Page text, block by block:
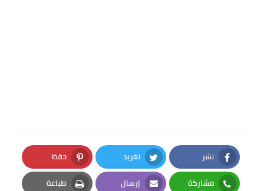
نشر
Facebook
تغريد
Twitter
حفظ
Pinterest
مشاركة إرسال طباعة